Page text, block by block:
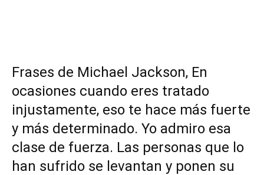
Frases de Michael Jackson, En
ocasiones cuando eres tratado
injustamente, eso te hace más fuerte
y más determinado. Yo admiro esa
clase de fuerza. Las personas que lo
han sufrido se levantan y ponen su